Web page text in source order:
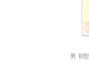
男 B型